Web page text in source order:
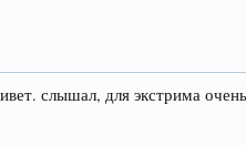
слышал, для экстрима